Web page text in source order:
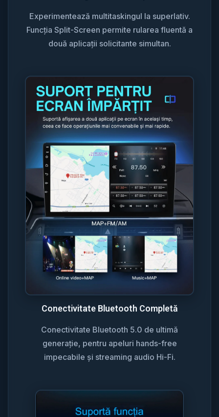
Experimentează multitaskingul la superlativ.
Funcția Split-Screen permite rularea fluentă a
două aplicații solicitante simultan.
Conectivitate Bluetooth Completă
Conectivitate Bluetooth 5.0 de ultimă
generație, pentru apeluri hands-free
impecabile și streaming audio Hi-Fi.